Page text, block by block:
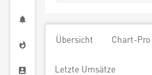
Übersicht Chart-Pro
Letzte Umsätze